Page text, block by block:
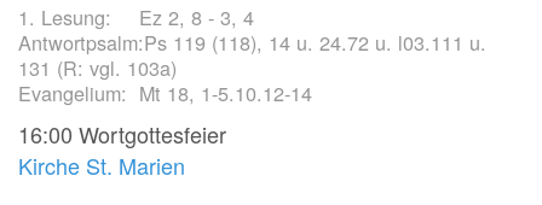
Ez 2, 8 - 3, 4
Ps 119 (118), 14 u. 24.72 u. l03.111 u.
131 (R: vgl. 103a)
Mt 18, 1-5.10.12-14
16:00 Wortgottesfeier
Kirche St. Marien